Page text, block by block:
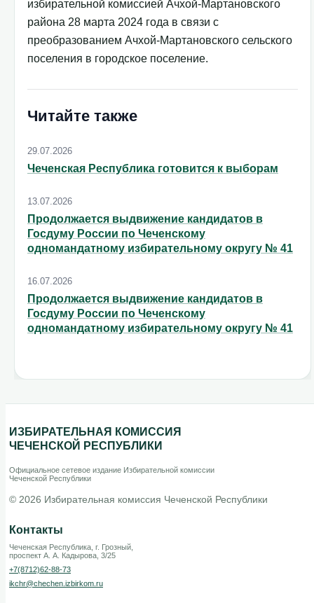
избирательной комиссией Ачхой-Мартановского
района 28 марта 2024 года в связи с
преобразованием Ачхой-Мартановского сельского
поселения в городское поселение.
Читайте также
29.07.2026
Чеченская Республика готовится к выборам
13.07.2026
Продолжается выдвижение кандидатов в
Госдуму России по Чеченскому
одномандатному избирательному округу № 41
16.07.2026
Продолжается выдвижение кандидатов в
Госдуму России по Чеченскому
одномандатному избирательному округу № 41
ИЗБИРАТЕЛЬНАЯ КОМИССИЯ
ЧЕЧЕНСКОЙ РЕСПУБЛИКИ
Официальное сетевое издание Избирательной комиссии
Чеченской Республики
© 2026 Избирательная комиссия Чеченской Республики
Контакты
Чеченская Республика, г. Грозный,
проспект А. А. Кадырова, 3/25
+7(8712)62-88-73
ikchr@chechen.izbirkom.ru